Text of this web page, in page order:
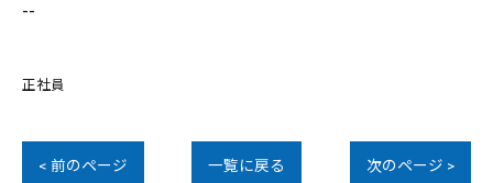
--
正社員
< 前のページ 一覧に戻る 次のページ >